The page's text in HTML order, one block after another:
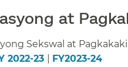
at
Sekswal at
2022-23 FY2023-24